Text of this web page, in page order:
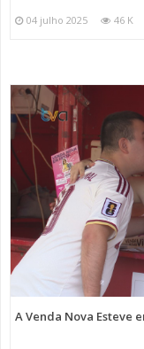
04 julho 2025 46 K
A Venda Nova Esteve